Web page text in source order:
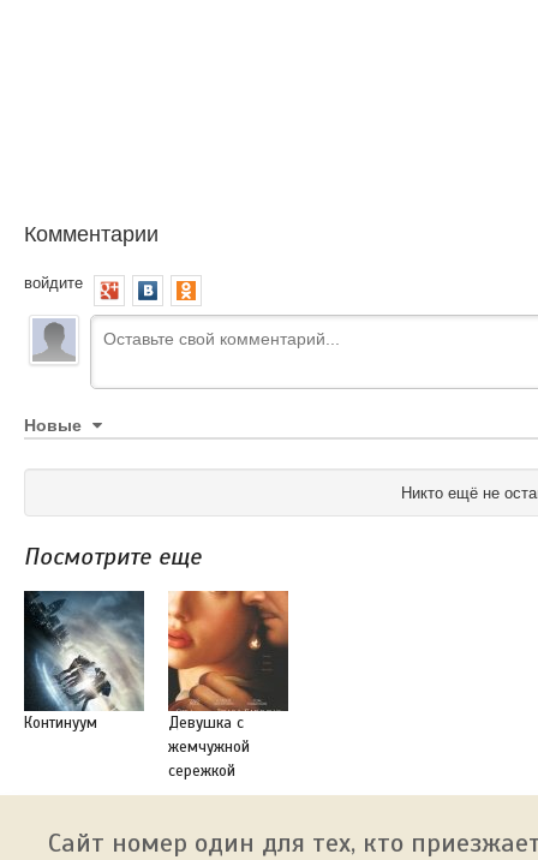
Комментарии
войдите
Новые
Никто ещё не
Посмотрите еще
Континуум
Девушка с
жемчужной
сережкой
Сайт номер один для тех, кто